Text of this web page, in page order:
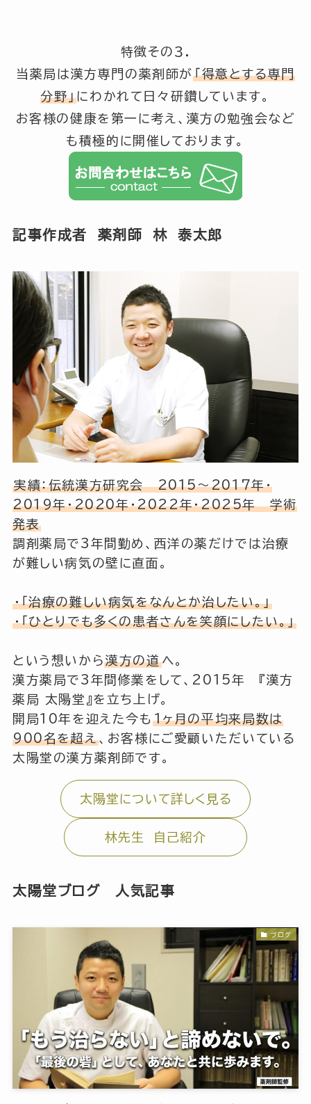
特徴その３.
当薬局は漢方専門の薬剤師が「得意とする専門
分野」にわかれて日々研鑽しています。
お客様の健康を第一に考え、漢方の勉強会など
も積極的に開催しております。
記事作成者 薬剤師 林 泰太郎
実績：伝統漢方研究会 2015～2017年・
2019年・2020年・2022年・2025年 学術
発表
調剤薬局で3年間勤め、西洋の薬だけでは治療
が難しい病気の壁に直面。
・「治療の難しい病気をなんとか治したい。」
・「ひとりでも多くの患者さんを笑顔にしたい。」
という想いから漢方の道へ。
漢方薬局で3年間修業をして、2015年 『漢方
薬局 太陽堂』を立ち上げ。
開局10年を迎えた今も 1ヶ月の平均来局数は
900名を超え、お客様にご愛顧いただいている
太陽堂の漢方薬剤師です。
太陽堂について詳しく見る
林先生 自己紹介
太陽堂ブログ 人気記事
ブログ